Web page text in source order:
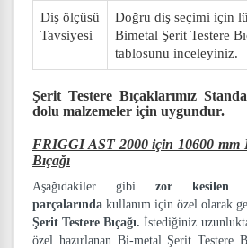
Diş ölçüsü
Tavsiyesi
Doğru diş seçimi için
Bimetal Şerit Testere
tablosunu inceleyiniz.
Şerit Testere Bıçaklarımız
dolu malzemeler için uygundur.
FRIGGI AST 2000 için 10600 mm
Bıçağı
Aşağıdakiler gibi zor kesilen
parçalarında kullanım için özel olarak
Şerit Testere Bıçağı.İstediğiniz
özel hazırlanan Bi-metal Şerit Testere